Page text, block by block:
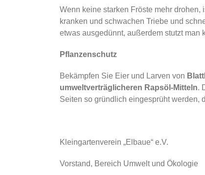
Wenn keine starken Fröste mehr drohen,
kranken und schwachen Triebe und
etwas ausgedünnt, außerdem stutzt man
Pflanzenschutz
Bekämpfen Sie Eier und Larven von
umweltverträglicheren Rapsöl-Mitteln.
Seiten so gründlich eingesprüht werden,
Kleingartenverein „Elbaue“ e.V.
Vorstand, Bereich Umwelt und Ökologie